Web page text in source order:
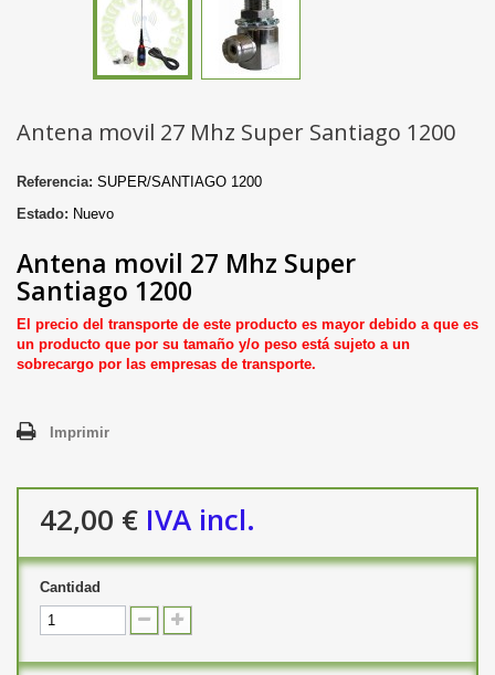
Antena movil 27 Mhz Super Santiago 1200
Referencia: SUPER/SANTIAGO 1200
Estado: Nuevo
Antena movil 27 Mhz Super
Santiago 1200
El precio del transporte de este producto es mayor debido a que es
un producto que por su tamaño y/o peso está sujeto a un
sobrecargo por las empresas de transporte.
Imprimir
42,00 € IVA incl.
Cantidad